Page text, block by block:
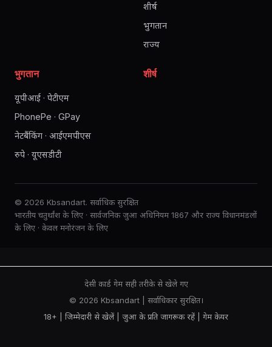
शीर्ष
भुगतान
राज्य
भुगतान
यूपीआई · पेटीएम
PhonePe · GPay
नेटबैंकिंग · आईएमपीएस
रुपे · यूएसडीटी
शीर्ष
© 2026 Kbsandart. सर्वाधिक सुरक्षित
भारतीय चतुर्थांश के लिए · सार्वजनिक जुआ अधिनियम 1867 और राज्य विधानमंडलों
के लिए · केवल मनोरंजन के लिए
देसी कार्ड गेम सही तरीके से खेले गए
© 2026 Kbsandart | सर्वाधिकार सुरक्षित।
18+ | जिम्मेदारी से खेलें | जुआ के प्रति जागरूक रहें| गेम केयर